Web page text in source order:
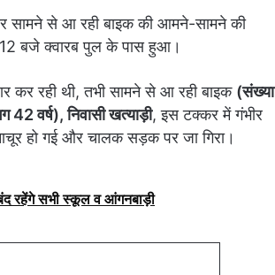
सामने से आ रही बाइक की आमने-सामने की
12 बजे क्वारब पुल के पास हुआ।
कर रही थी, तभी सामने से आ रही बाइक (संख्या
वर्ष), निवासी खत्याड़ी, इस टक्कर में गंभीर
हो गई और चालक सड़क पर जा गिरा।
रहेंगे सभी स्कूल व आंगनबाड़ी